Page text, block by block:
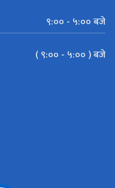
९:०० - ५:०० बजे
( ९:०० - ५:०० ) बजे